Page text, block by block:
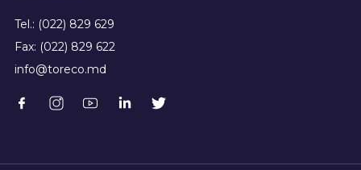
Tel.: (022) 829 629
Fax: (022) 829 622
info@toreco.md